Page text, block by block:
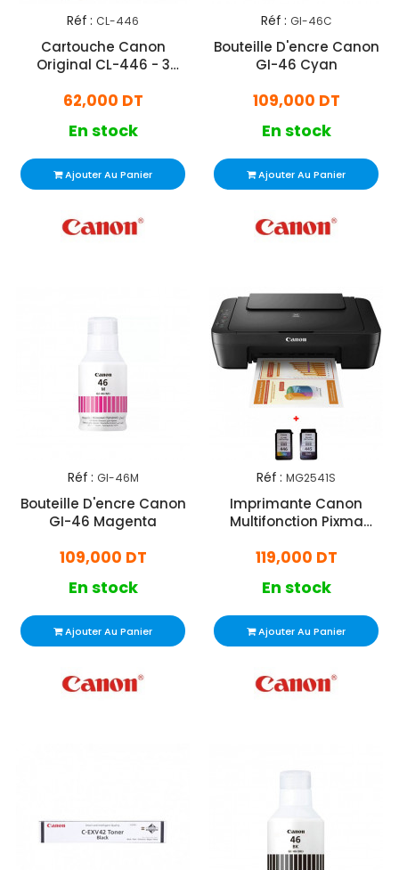
Réf : CL-446
Cartouche Canon
Original CL-446 - 3
62,000 DT
En stock
Ajouter Au Panier
Réf : GI-46C
Bouteille D'encre Canon
GI-46 Cyan
109,000 DT
En stock
Ajouter Au Panier
Réf : GI-46M
Bouteille D'encre Canon
GI-46 Magenta
109,000 DT
En stock
Ajouter Au Panier
Réf : MG2541S
Imprimante Canon
Multifonction Pixma
Couleurs
119,000 DT
En stock
Ajouter Au Panier